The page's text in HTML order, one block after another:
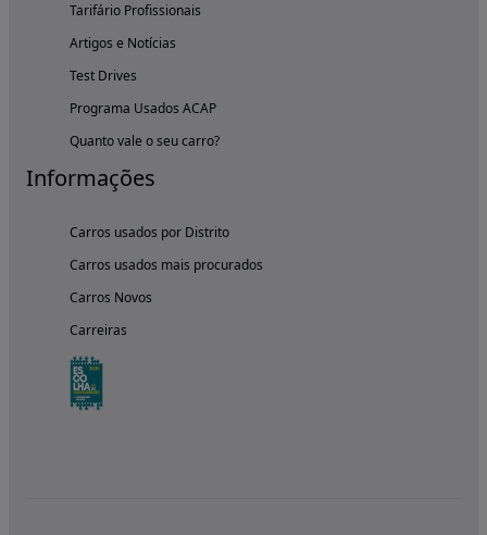
Tarifário Profissionais
Artigos e Notícias
Test Drives
Programa Usados ACAP
Quanto vale o seu carro?
Informações
Carros usados por Distrito
Carros usados mais procurados
Carros Novos
Carreiras